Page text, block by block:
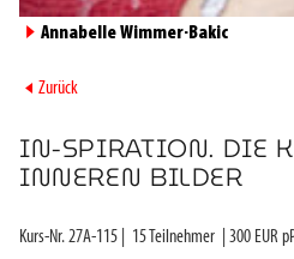
► Annabelle Wimmer-Bakic
► Zurück
IN-SPIRATION. DIE
INNEREN BILDER
Kurs-Nr.27A-115 15 Teilnehmer 300 EUR